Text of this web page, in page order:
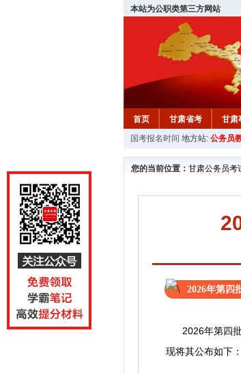
本站为公职类第三方网站
首页 甘肃省考 甘肃
国考报名时间 地方站: 公务员
您的当前位置： 甘肃公务员考
2026年第四
2026年第四批
现将其公布如下：